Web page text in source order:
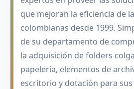
que mejoran la eficiencia de
colombianas desde 1999.
de su departamento de
la adquisición de folders
papelería, elementos de
escritorio y dotación para